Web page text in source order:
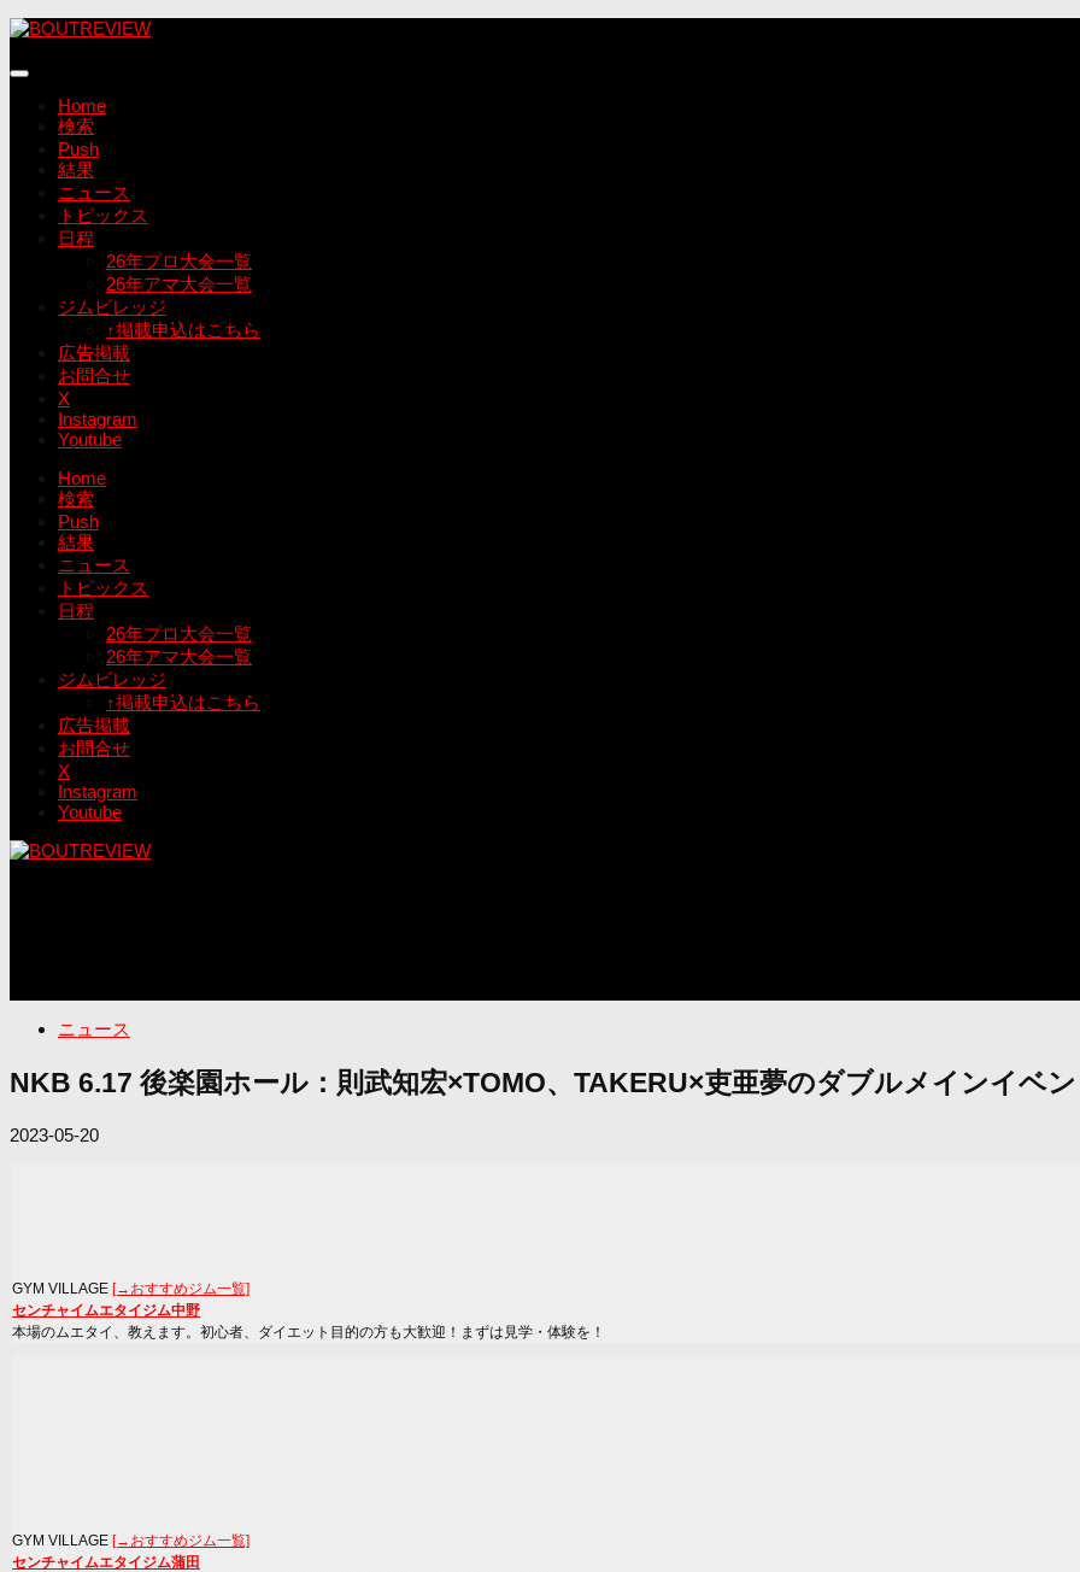
コ
テ
Home
検索
Push
結果
ニュース
トピックス
日程
26年プロ大会一覧
26年アマ大会一覧
ジムビレッジ
↑掲載申込はこちら
広告掲載
お問合せ
X
Instagram
Youtube
Home
検索
Push
結果
ニュース
トピックス
日程
26年プロ大会一覧
26年アマ大会一覧
ジムビレッジ
↑掲載申込はこちら
広告掲載
お問合せ
X
Instagram
Youtube
ニュース
NKB 6.17 後楽園ホール：則武知宏×TOMO、TAKERU×吏亜夢のダブルメインイベ
2023-05-20
GYM VILLAGE [→おすすめジム一覧]
センチャイムエタイジム中野
本場のムエタイ、教えます。初心者、ダイエット目的の方も大歓迎！まずは見学・体験を！
GYM VILLAGE [→おすすめジム一覧]
センチャイムエタイジム蒲田